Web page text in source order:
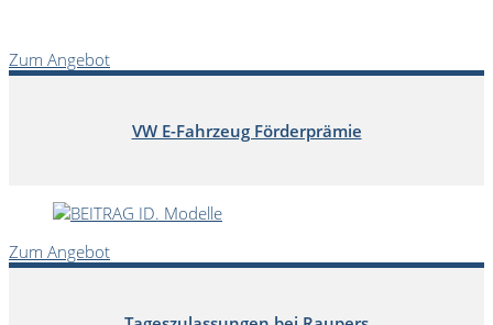
Zum Angebot
VW E-Fahrzeug Förderprämie
Zum Angebot